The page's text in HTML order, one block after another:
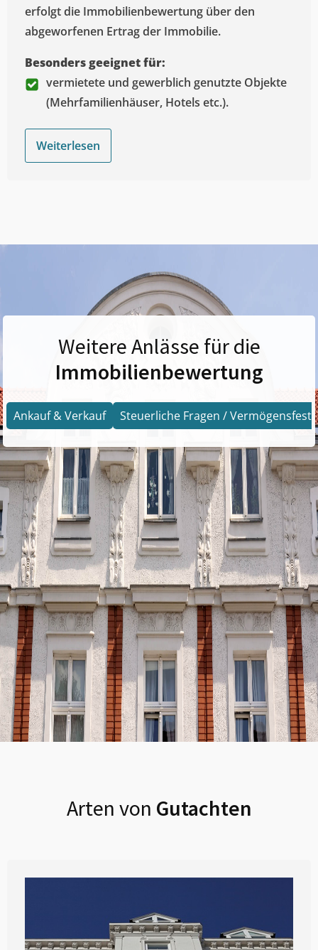
erfolgt die Immobilienbewertung über den
abgeworfenen Ertrag der Immobilie.
Besonders geeignet für:
vermietete und gewerblich genutzte Objekte
(Mehrfamilienhäuser, Hotels etc.).
Weiterlesen
Weitere Anlässe für die
Immobilienbewertung
Ankauf & Verkauf Steuerliche Fragen /
Arten von Gutachten